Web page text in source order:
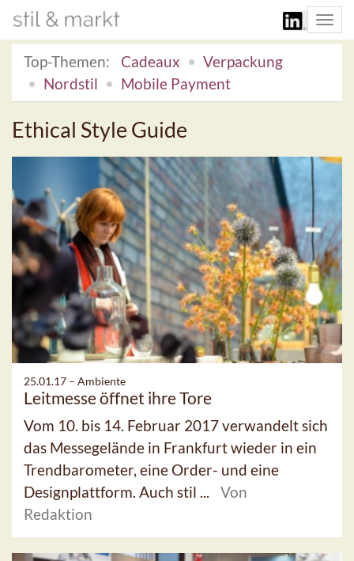
Top-Themen:
Cadeaux
Verpackung
Nordstil
Mobile Payment
Ethical Style Guide
25.01.17 – Ambiente
Leitmesse öffnet ihre Tore
Vom 10. bis 14. Februar 2017 verwandelt sich
das Messegelände in Frankfurt wieder in ein
Trendbarometer, eine Order- und eine
Designplattform. Auch stil ...
Von
Redaktion